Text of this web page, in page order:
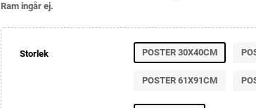
Ram ingår ej.
Storlek POSTER 30X40CM
POSTER 61X91CM